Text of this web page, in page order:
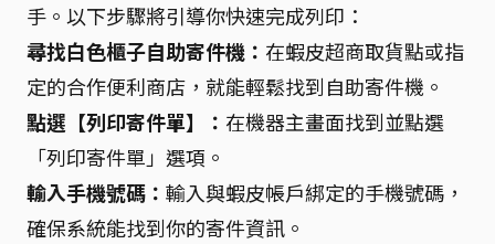
手。以下步驟將引導你快速完成列印：
尋找白色櫃子自助寄件機： 在蝦皮超商取貨點或指
定的合作便利商店，就能輕鬆找到自助寄件機。
點選【列印寄件單】： 在機器主畫面找到並點選
「列印寄件單」選項。
輸入手機號碼： 輸入與蝦皮帳戶綁定的手機號碼，
確保系統能找到你的寄件資訊。